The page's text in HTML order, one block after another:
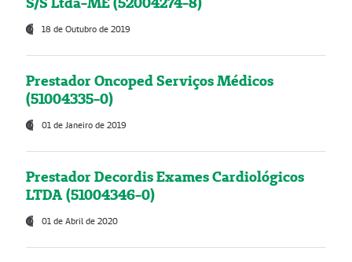
18 de Outubro de 2019
Prestador Oncoped Serviços Médicos
(51004335-0)
01 de Janeiro de 2019
Prestador Decordis Exames Cardiológicos
LTDA (51004346-0)
01 de Abril de 2020